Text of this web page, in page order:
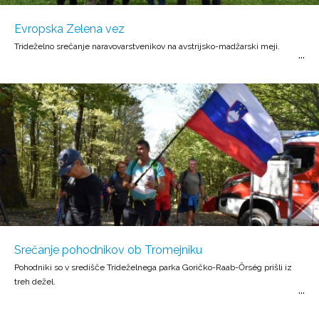
Evropska Zelena vez
Trideželno srečanje naravovarstvenikov na avstrijsko-madžarski meji.
Srečanje pohodnikov ob Tromejniku
Pohodniki so v središče Trideželnega parka Goričko-Raab-Őrség prišli iz
treh dežel.